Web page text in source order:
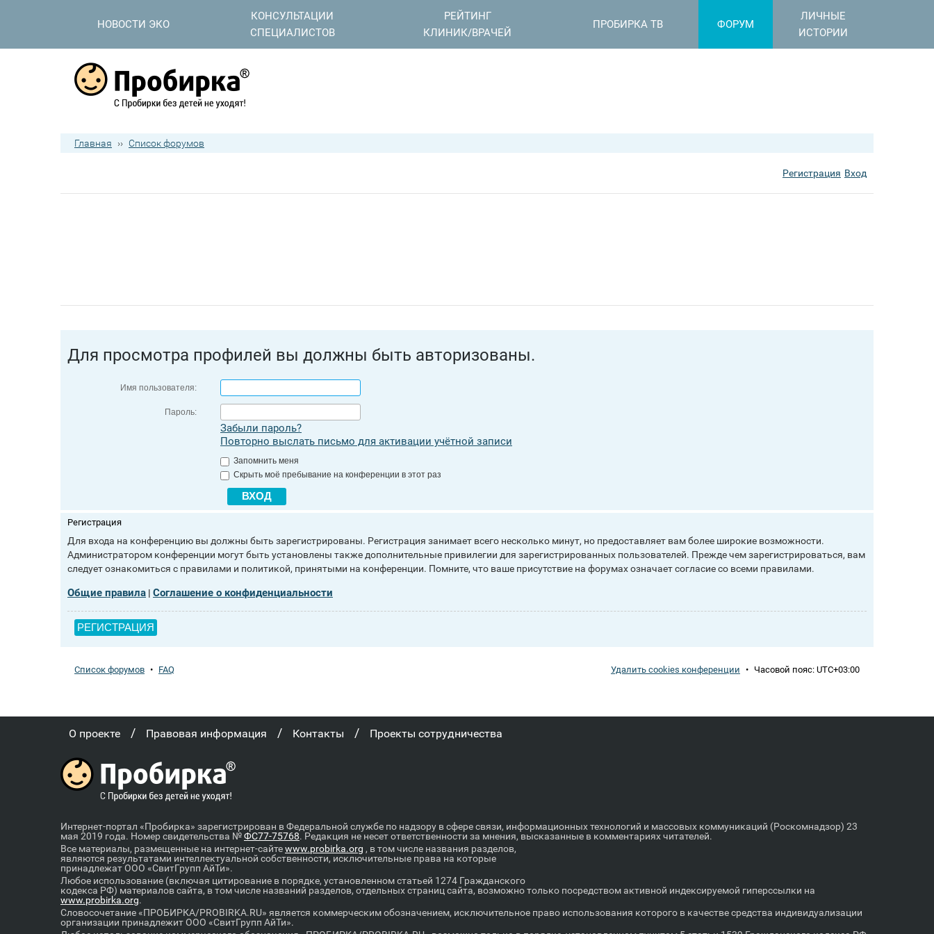
НОВОСТИ ЭКО
КОНСУЛЬТАЦИИ
СПЕЦИАЛИСТОВ
РЕЙТИНГ
КЛИНИК/ВРАЧЕЙ
ПРОБИРКА ТВ ФОРУМ
ЛИЧНЫЕ
ИСТОРИИ
Главная ›› Список форумов
Регистрация Вход
Для просмотра профилей вы должны быть авторизованы.
Имя пользователя:
Пароль:
Забыли пароль?
Повторно выслать письмо для активации учётной записи
Запомнить меня
Скрыть моё пребывание на конференции в этот раз
Регистрация
Для входа на конференцию вы должны быть зарегистрированы. Регистрация занимает всего несколько минут, но предоставляет вам более широкие возможности.
Администратором конференции могут быть установлены также дополнительные привилегии для зарегистрированных пользователей. Прежде чем зарегистрироваться, вам
следует ознакомиться с правилами и политикой, принятыми на конференции. Помните, что ваше присутствие на форумах означает согласие со всеми правилами.
Общие правила | Соглашение о конфиденциальности
РЕГИСТРАЦИЯ
Список форумов • FAQ Удалить cookies конференции • Часовой пояс: UTC+03:00
О проекте / Правовая информация / Контакты / Проекты сотрудничества
Интернет-портал «Пробирка» зарегистрирован в Федеральной службе по надзору в сфере связи, информационных технологий и массовых коммуникаций (Роскомнадзор) 23
мая 2019 года. Номер свидетельства №ФС77-75768. Редакция не несет ответственности за мнения, высказанные в комментариях читателей.
Все материалы, размещенные на интернет-сайтеwww.probirka.org , в том числе названия разделов,
являются результатами интеллектуальной собственности, исключительные права на которые
принадлежат ООО «СвитГрупп АйТи».
Любое использование (включая цитирование в порядке, установленном статьей 1274 Гражданского
кодекса РФ) материалов сайта, в том числе названий разделов, отдельных страниц сайта, возможно только посредством активной индексируемой гиперссылки на
www.probirka.org.
Словосочетание «ПРОБИРКА/PROBIRKA.RU» является коммерческим обозначением, исключительное право использования которого в качестве средства индивидуализации
организации принадлежит ООО «СвитГрупп АйТи».